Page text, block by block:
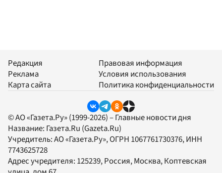
Редакция
Реклама
Карта сайта
Правовая информация
Условия использования
Политика конфиденциальности
© АО «Газета.Ру» (1999-2026) – Главные новости дня
Название: Газета.Ru (Gazeta.Ru)
Учредитель:АО «Газета.Ру», ОГРН 1067761730376, ИНН
7743625728
Адрес учредителя: 125239, Россия, Москва, Коптевская